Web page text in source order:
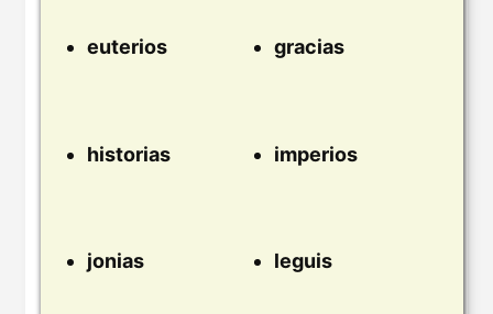
euterios gracias
historias imperios
jonias leguis